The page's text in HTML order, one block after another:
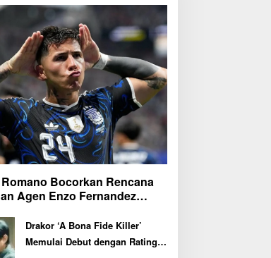
Bocorkan Rencana
Agen Enzo Fernandez
Drakor ‘A Bona Fide Killer’
Memulai Debut dengan Rating